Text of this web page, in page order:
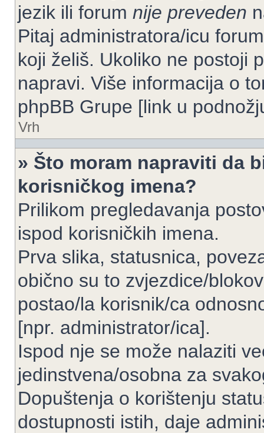
jezik ili forum nije preveden
Pitaj administratora/icu
koji želiš. Ukoliko ne postoji
napravi. Više informacija o
phpBB Grupe [link u
Vrh
» Što moram napraviti da
korisničkog imena?
Prilikom pregledavanja
ispod korisničkih imena.
Prva slika, statusnica,
obično su to zvjezdice/
postao/la korisnik/ca
[npr. administrator/ica].
Ispod nje se može nalaziti
jedinstvena/osobna za
Dopuštenja o korištenju
dostupnosti istih, daje